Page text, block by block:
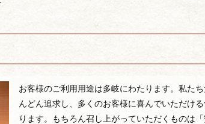
お客様のご利用用途は多岐にわたります。私た
んどん追求し、多くのお客様に喜んでいただけ
ります。もちろん召し上がっていただくものは